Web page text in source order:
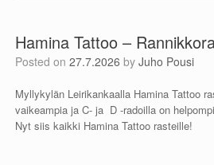
Hamina Tattoo –
Posted on 27.7.2026 by Juho Pousi
Myllykylän Leirikankaalla Hamina Tattoo
vaikeampia ja C- ja D -radoilla on
Nyt siis kaikki Hamina Tattoo rasteille!